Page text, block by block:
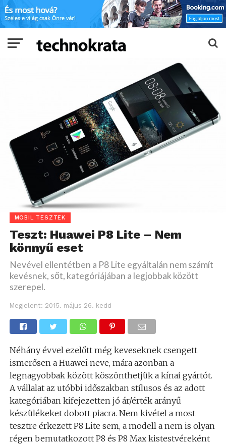
MOBIL TESZTEK
Teszt: Huawei P8 Lite – Nem
könnyű eset
Nevével ellentétben a P8 Lite egyáltalán nem számít
kevésnek, sőt, kategóriájában a legjobbak között
szerepel.
Megjelent: 2015. május 26. kedd
Néhány évvel ezelőtt még keveseknek csengett
ismerősen a Huawei neve, mára azonban a
legnagyobbak között köszönthetjük a kínai gyártót.
A vállalat az utóbbi időszakban stílusos és az adott
kategóriában kifejezetten jó ár/érték arányű
készülékeket dobott piacra. Nem kivétel a most
tesztre érkezett P8 Lite sem, a modell a nem is olyan
régen bemutatkozott P8 és P8 Max kistestvéreként